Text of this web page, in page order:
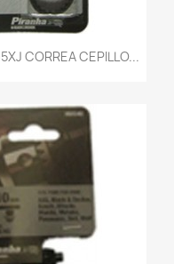
Vista rápida
CORREA CEPILLO...